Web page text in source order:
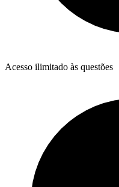
Acesso ilimitado às questões